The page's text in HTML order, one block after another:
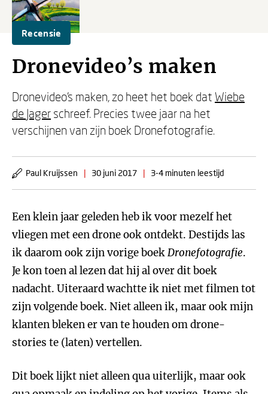
Recensie
Dronevideo’s maken
Dronevideo's maken, zo heet het boek dat Wiebe
de Jager schreef. Precies twee jaar na het
verschijnen van zijn boek Dronefotografie.
Paul Kruijssen | 30 juni 2017 | 3-4 minuten leestijd
Een klein jaar geleden heb ik voor mezelf het
vliegen met een drone ook ontdekt. Destijds las
ik daarom ook zijn vorige boekDronefotografie.
Je kon toen al lezen dat hij al over dit boek
nadacht. Uiteraard wachtte ik niet met filmen tot
zijn volgende boek. Niet alleen ik, maar ook mijn
klanten bleken er van te houden om drone-
stories te (laten) vertellen.
Dit boek lijkt niet alleen qua uiterlijk, maar ook